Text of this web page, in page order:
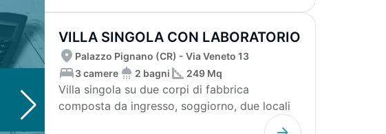
VILLA SINGOLA CON LABORATORIO
E BOX
Palazzo Pignano (CR) - Via Veneto 13
3 camere
2 bagni 249 Mq
Villa singola su due corpi di fabbrica
composta da ingresso, soggiorno, due locali